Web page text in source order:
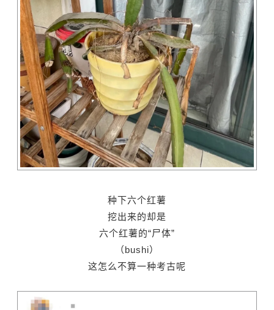
种下六个红薯
挖出来的却是
六个红薯的“尸体”
（bushi）
这怎么不算一种考古呢